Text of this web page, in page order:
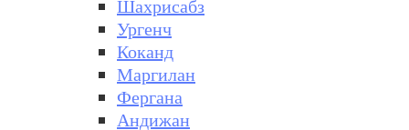
Шахрисабз
Ургенч
Коканд
Маргилан
Фергана
Андижан